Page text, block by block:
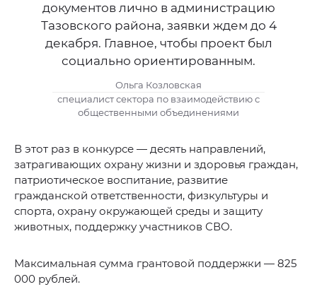
документов лично в администрацию
Тазовского района, заявки ждем до 4
декабря. Главное, чтобы проект был
социально ориентированным.
Ольга Козловская
специалист сектора по взаимодействию с
общественными объединениями
В этот раз в конкурсе — десять направлений,
затрагивающих охрану жизни и здоровья граждан,
патриотическое воспитание, развитие
гражданской ответственности, физкультуры и
спорта, охрану окружающей среды и защиту
животных, поддержку участников СВО.
Максимальная сумма грантовой поддержки — 825
000 рублей.